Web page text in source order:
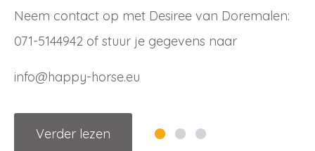
Neem contact op met Desiree van Doremalen:
071-5144942 of stuur je gegevens naar
info@happy-horse.eu
Verder lezen